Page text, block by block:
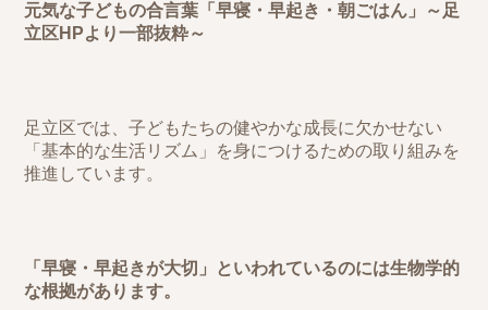
元気な子どもの合言葉「早寝・早起き・朝ごはん」～足
立区HPより一部抜粋～
足立区では、子どもたちの健やかな成長に欠かせない
「基本的な生活リズム」を身につけるための取り組みを
推進しています。
「早寝・早起きが大切」といわれているのには生物学的
な根拠があります。